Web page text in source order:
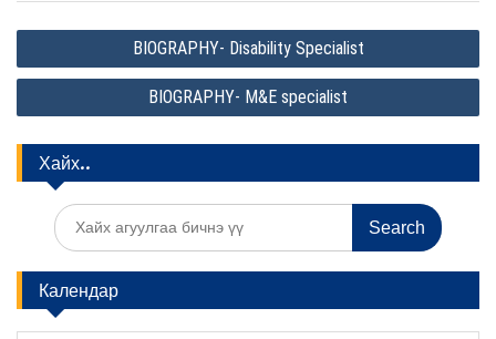
P
o
i
BIOGRAPHY- Disability Specialist
BIOGRAPHY- M&E specialist
Хайх..
S
e
r
c
h
f
Календар